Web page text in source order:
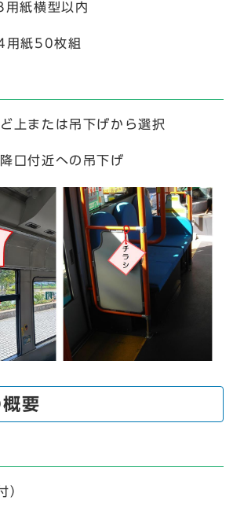
紙横型以内
紙50枚組
上または吊下げから選択
付近への吊下げ
要
）